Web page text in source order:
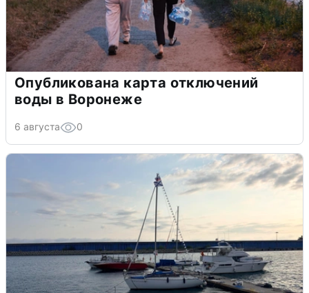
Опубликована карта отключений
воды в Воронеже
6 августа 0